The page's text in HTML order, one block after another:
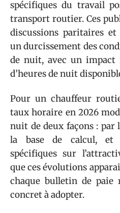
spécifiques du travail
transport routier. Ces
discussions paritaires
un durcissement des
de nuit, avec un
d’heures de nuit
Pour un chauffeur
taux horaire en 2026
nuit de deux façons : par
la base de calcul, et
spécifiques sur
que ces évolutions
chaque bulletin de paie
concret à adopter.